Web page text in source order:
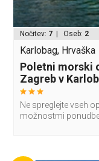
Nočitev: 7 | Oseb: 2
Karlobag, Hrvaška
Poletni morski
Zagreb v
Ne spreglejte vseh
možnostmi